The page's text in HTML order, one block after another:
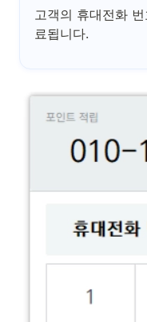
고객의 휴대전화
료됩니다.